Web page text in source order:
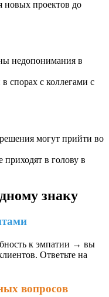
новых проектов до
недопонимания в
спорах с коллегами с
могут прийти во
в голову в
знаку
к эмпатии → вы
Ответьте на
вопросов